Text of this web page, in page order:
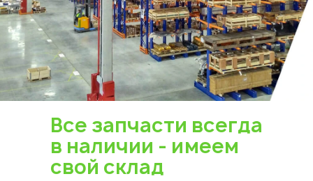
Все запчасти всегда
в наличии - имеем
свой склад